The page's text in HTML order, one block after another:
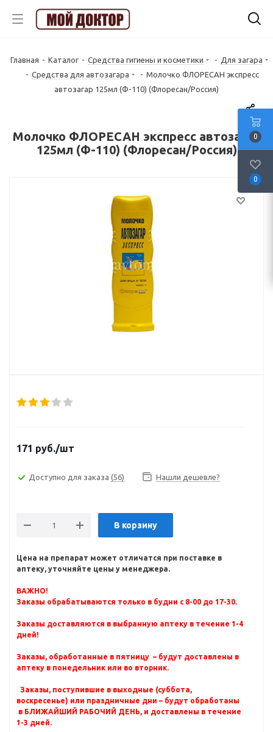
Главная - Каталог - Средства гигиены и косметики - Для загара
- Средства для автозагара - Молочко ФЛОРЕСАН экспресс
автозагар 125мл (Ф-110) (Флоресан/Россия)
Молочко ФЛОРЕСАН экспресс автозагар
125мл (Ф-110) (Флоресан/Россия)
171 руб./шт
Доступно для заказа (56) Нашли дешевле?
В корзину
Цена на препарат может отличатся при поставке в
аптеку, уточняйте цены у менеджера.
ВАЖНО!
Заказы обрабатываются только в будни с 8-00 до 17-30.
Заказы доставляются в выбранную аптеку в течение 1-4
дней!
Заказы, обработанные в пятницу – будут доставлены в
аптеку в понедельник или во вторник.
Заказы, поступившие в выходные (суббота,
воскресенье) или праздничные дни – будут обработаны
в БЛИЖАЙШИЙ РАБОЧИЙ ДЕНЬ, и доставлены в течение
1-3 дней.
0
0